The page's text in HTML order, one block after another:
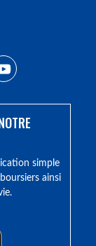
simple
ainsi